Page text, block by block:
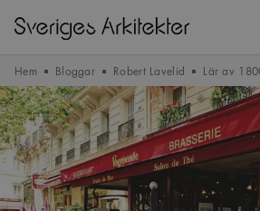
Hem Bloggar Robert Lavelid Lär av